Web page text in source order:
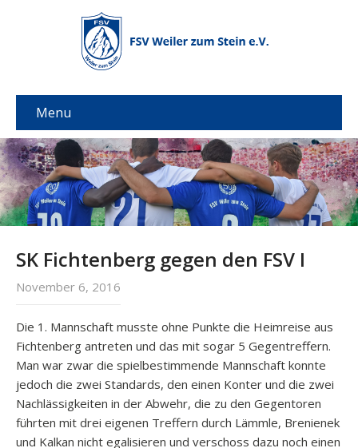
Menu
SK Fichtenberg gegen den FSV I
November 6, 2016
Die 1. Mannschaft musste ohne Punkte die Heimreise aus
Fichtenberg antreten und das mit sogar 5 Gegentreffern.
Man war zwar die spielbestimmende Mannschaft konnte
jedoch die zwei Standards, den einen Konter und die zwei
Nachlässigkeiten in der Abwehr, die zu den Gegentoren
führten mit drei eigenen Treffern durch Lämmle, Brenienek
und Kalkan nicht egalisieren und verschoss dazu noch einen